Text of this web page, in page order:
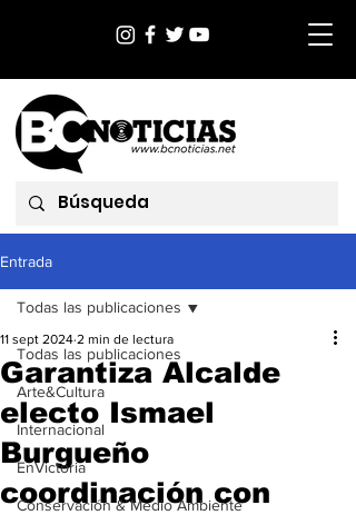
Entrada
Todas las publicaciones
Arte&Cultura
Internacional
EnVictoria
Conservación & Medio Ambiente
Todas las publicaciones
Garantiza Alcalde
electo Ismael
Burgueño
coordinación con
11 sept 2024 2 min de lectura